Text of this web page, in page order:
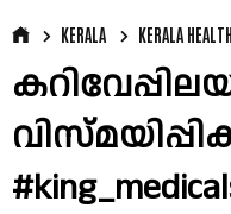
KERALA KERALA